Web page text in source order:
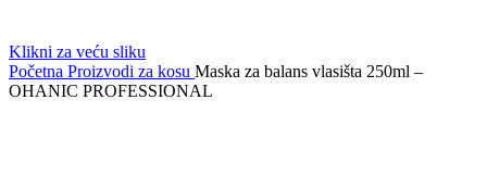
Klikni za veću sliku
Početna Proizvodi za kosu Maska za balans vlasišta 250ml –
OHANIC PROFESSIONAL